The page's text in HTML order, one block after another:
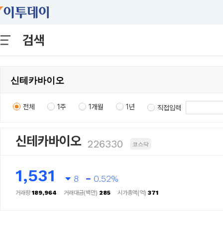
검색
전체 1주 1개월 1년 직접입력
신테카바이오 226330 코스닥
1,531 8 0.52%
거래량189,964 거래대금(백만) 285 시가총액(억) 371